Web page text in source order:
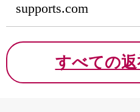
supports.com
すべての